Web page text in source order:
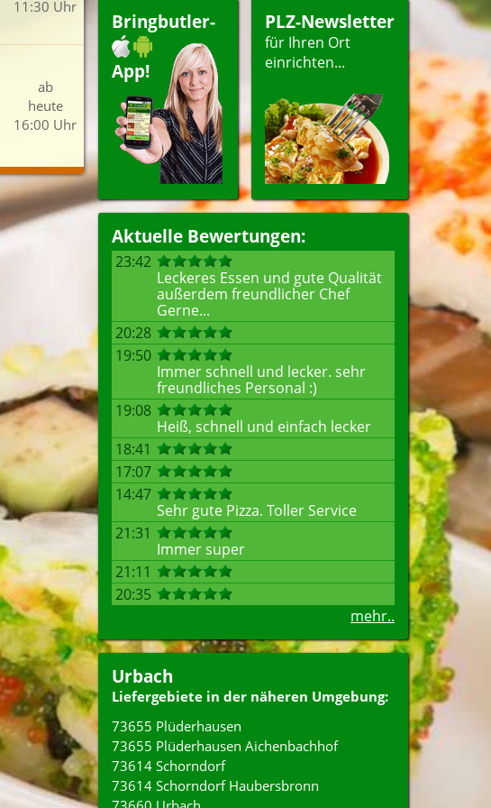
Bringbutler-
App!
PLZ-Newsletter
für Ihren Ort
einrichten...
Aktuelle Bewertungen:
23:42
Leckeres Essen und gute Qualität
außerdem freundlicher Chef
Gerne...
20:28
19:50
Immer schnell und lecker. sehr
freundliches Personal :)
19:08
Heiß, schnell und einfach lecker
18:41
17:07
14:47
Sehr gute Pizza. Toller Service
21:31
Immer super
21:11
20:35
mehr..
Urbach
Liefergebiete in der näheren Umgebung:
73655 Plüderhausen
73655 Plüderhausen Aichenbachhof
73614 Schorndorf
73614 Schorndorf Haubersbronn
Kindergerichte
Uhr bestellen
11:30 Uhr
ab
heute
16:00 Uhr